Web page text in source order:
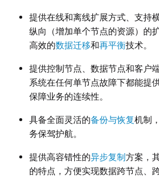
提供在线和离线扩展方式、支持
纵向（增加单个节点的资源）的
高效的数据迁移和再平衡技术。
提供控制节点、数据节点和客户
系统在任何单节点故障下都能提
保障业务的连续性。
具备全面灵活的备份与恢复机制
务保驾护航。
提供高容错性的异步复制方案，
的特点，方便实现数据跨节点、